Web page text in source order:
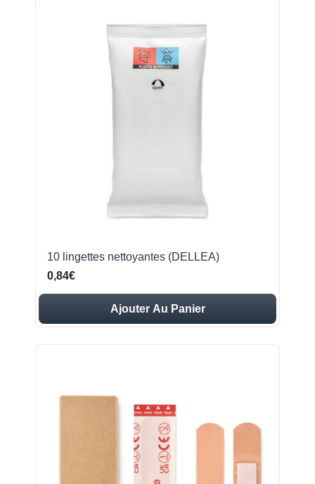
10 lingettes nettoyantes (DELLEA)
0,84€
Ajouter Au Panier